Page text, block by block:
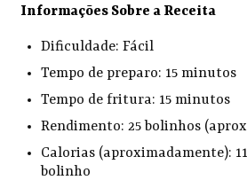
Informações Sobre a Receita
Dificuldade: Fácil
Tempo de preparo: 15 minutos
Tempo de fritura: 15 minutos
Rendimento: 25 bolinhos
Calorias (aproximadamente):
bolinho